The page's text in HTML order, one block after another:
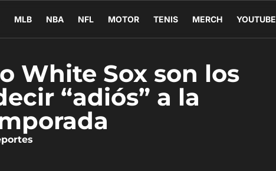
MLB NBA NFL MOTOR TENIS MERCH YOUTUBE
White Sox son los
“adiós” a la